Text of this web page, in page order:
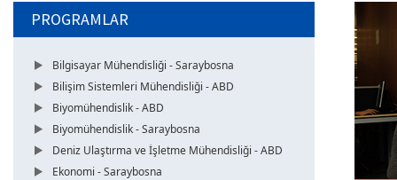
PROGRAMLAR
Bilgisayar Mühendisliği - Saraybosna
Bilişim Sistemleri Mühendisliği - ABD
Biyomühendislik - ABD
Biyomühendislik - Saraybosna
Deniz Ulaştırma ve İşletme Mühendisliği - ABD
Ekonomi - Saraybosna